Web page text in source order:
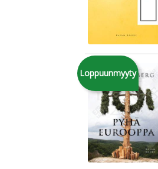
Loppuunmyyty